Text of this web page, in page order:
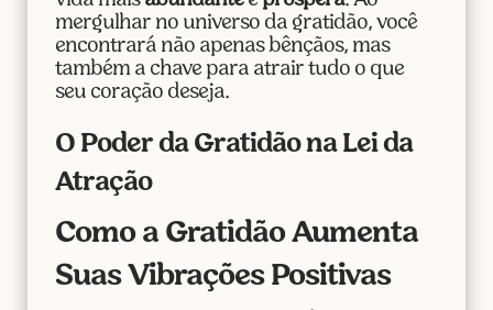
mergulhar no universo da gratidão, você
encontrará não apenas bênçãos, mas
também a chave para atrair tudo o que
seu coração deseja.
O Poder da Gratidão na Lei da
Atração
Como a Gratidão Aumenta
Suas Vibrações Positivas